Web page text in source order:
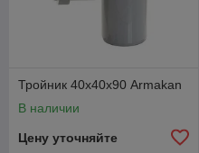
Тройник 40х40х90 Armakan
В наличии
Цену уточняйте